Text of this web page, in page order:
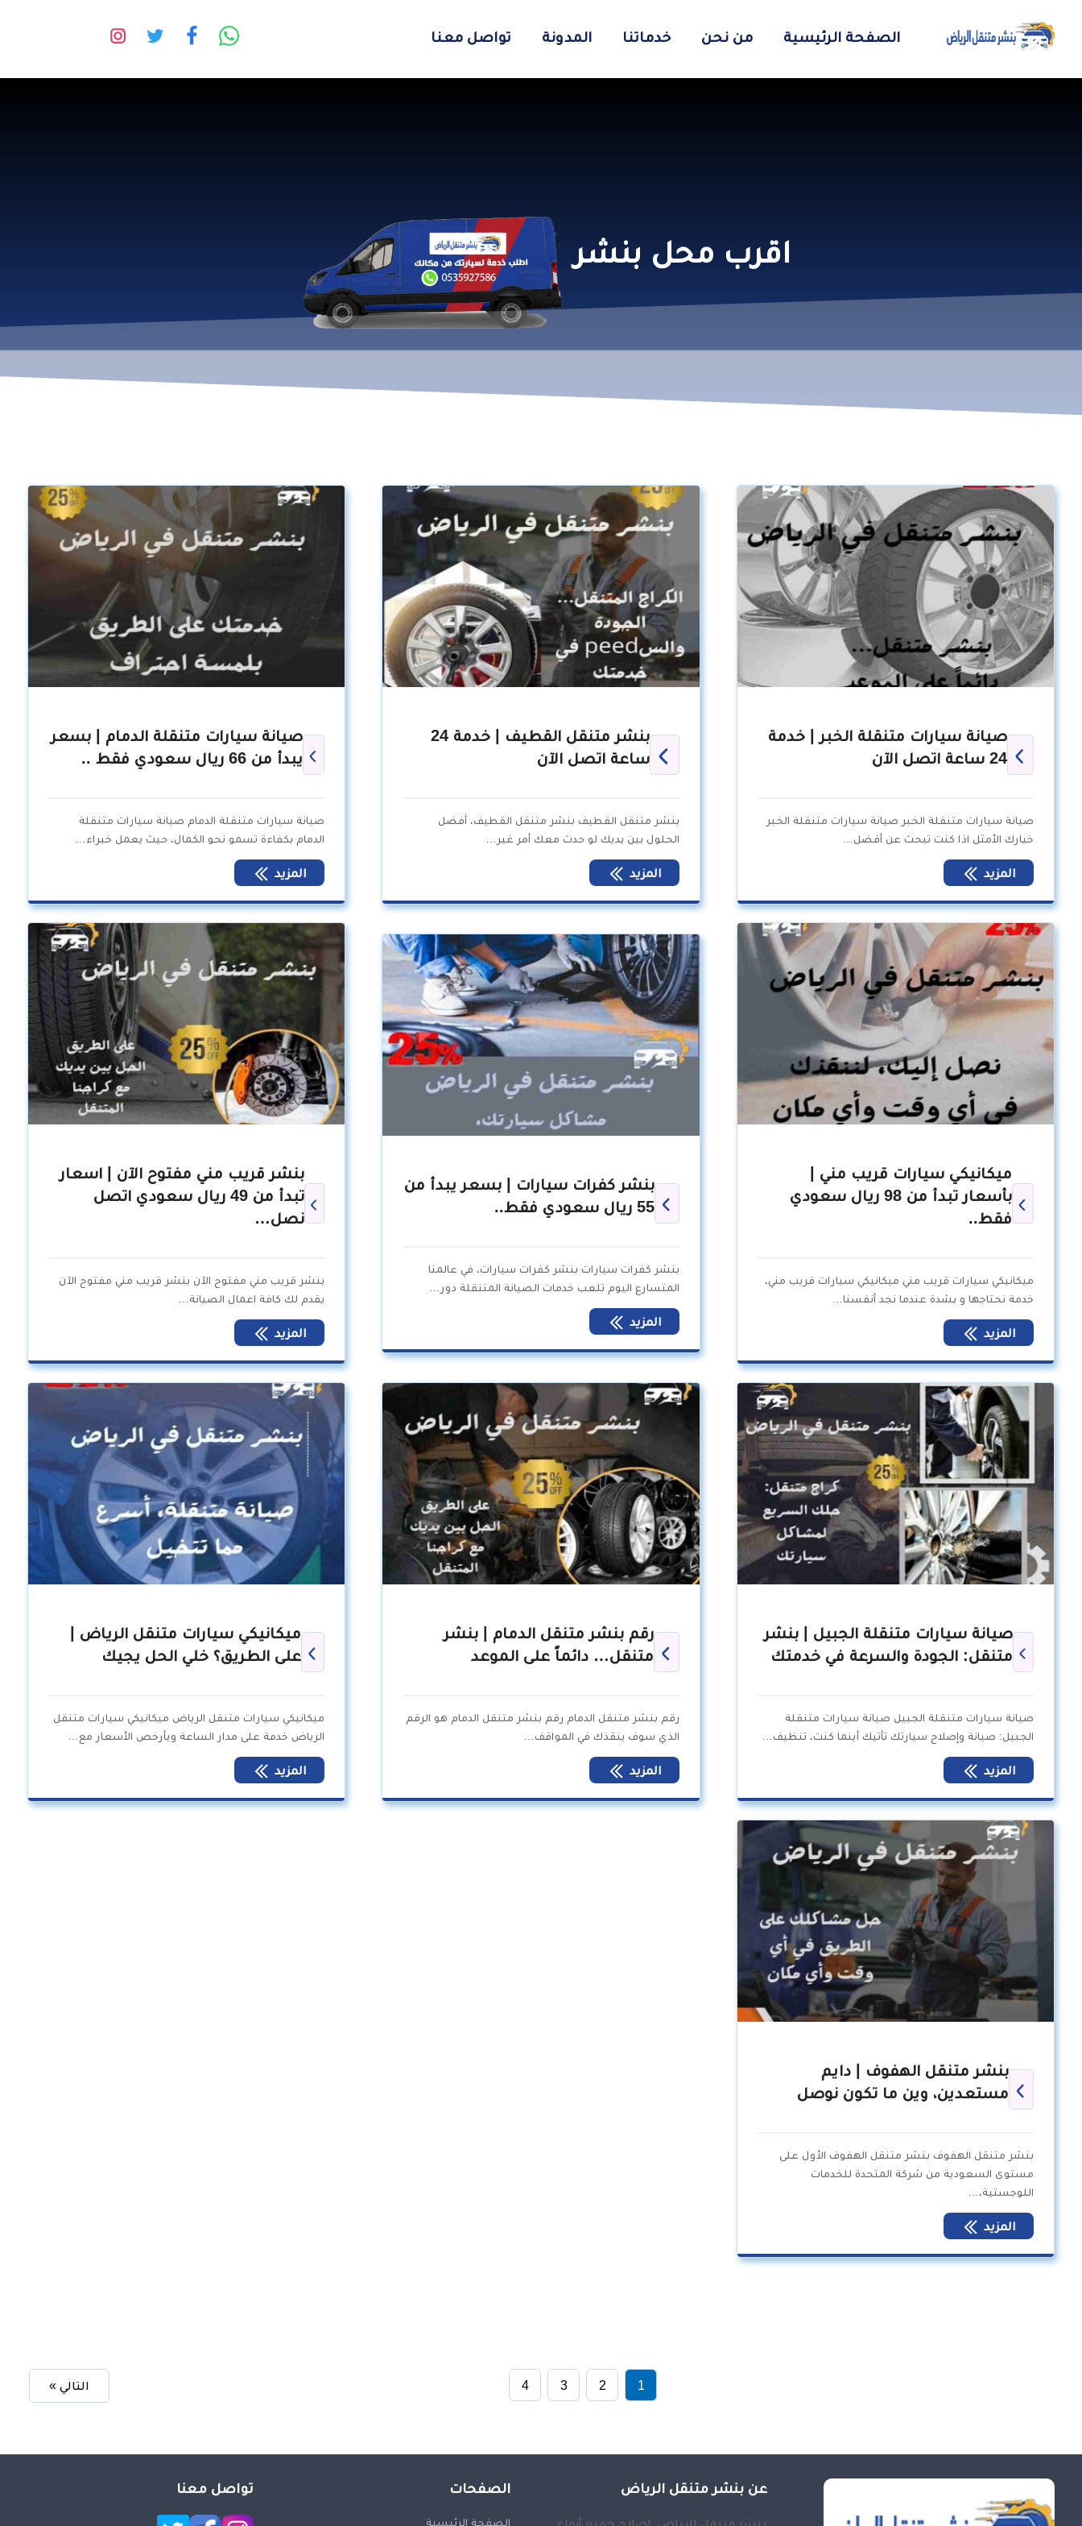
الصفحة الرئيسية من نحن خدماتنا المدونة تواصل معنا
اقرب محل بنشر
صيانة سيارات متنقلة الخبر | خدمة
24 ساعة اتصل الآن
صيانة سيارات متنقلة الخبر صيانة سيارات متنقلة الخبر
خيارك الأمثل اذا كنت تبحث عن أفضل…
المزيد
بنشر متنقل القطيف | خدمة 24
ساعة اتصل الآن
بنشر متنقل القطيف بنشر متنقل القطيف، أفضل
الحلول بين يديك لو حدث معك أمر غير…
المزيد
صيانة سيارات متنقلة الدمام | بسعر
يبدأ من 66 ريال سعودي فقط ..
صيانة سيارات متنقلة الدمام صيانة سيارات متنقلة
الدمام بكفاءة تسمو نحو الكمال، حيث يعمل خبراء…
المزيد
ميكانيكي سيارات قريب مني |
بأسعار تبدأ من 98 ريال سعودي
فقط..
ميكانيكي سيارات قريب مني ميكانيكي سيارات قريب مني،
خدمة نحتاجها و بشدة عندما نجد أنفسنا…
المزيد
بنشر كفرات سيارات | بسعر يبدأ من
55 ريال سعودي فقط..
بنشر كفرات سيارات بنشر كفرات سيارات، في عالمنا
المتسارع اليوم تلعب خدمات الصيانة المتنقلة دور…
المزيد
بنشر قريب مني مفتوح الآن | اسعار
تبدأ من 49 ريال سعودي اتصل
نصل…
بنشر قريب مني مفتوح الآن بنشر قريب مني مفتوح الآن
يقدم لك كافة اعمال الصيانة…
المزيد
صيانة سيارات متنقلة الجبيل | بنشر
متنقل: الجودة والسرعة في خدمتك
صيانة سيارات متنقلة الجبيل صيانة سيارات متنقلة
الجبيل: صيانة وإصلاح سيارتك تأتيك أينما كنت، تنظيف…
المزيد
رقم بنشر متنقل الدمام | بنشر
متنقل… دائماً على الموعد
رقم بنشر متنقل الدمام رقم بنشر متنقل الدمام هو الرقم
الذي سوف ينقذك في المواقف…
المزيد
ميكانيكي سيارات متنقل الرياض |
على الطريق؟ خلي الحل يجيك
ميكانيكي سيارات متنقل الرياض ميكانيكي سيارات متنقل
الرياض خدمة على مدار الساعة وبأرخص الأسعار مع…
المزيد
بنشر متنقل الهفوف | دايم
مستعدين، وين ما تكون نوصل
بنشر متنقل الهفوف بنشر متنقل الهفوف الأول على
مستوى السعودية من شركة المتحدة للخدمات
اللوجستية،…
المزيد
1
2
3
4 التالي »
عن بنشر متنقل الرياض الصفحات
الصفحة الرئيسية
تواصل معنا